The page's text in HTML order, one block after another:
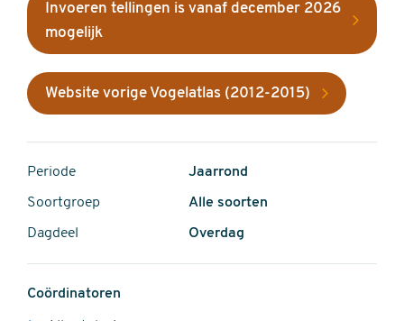
Invoeren tellingen is vanaf december 2026
mogelijk
Website vorige Vogelatlas (2012-2015)
Periode Jaarrond
Soortgroep Alle soorten
Dagdeel Overdag
Coördinatoren